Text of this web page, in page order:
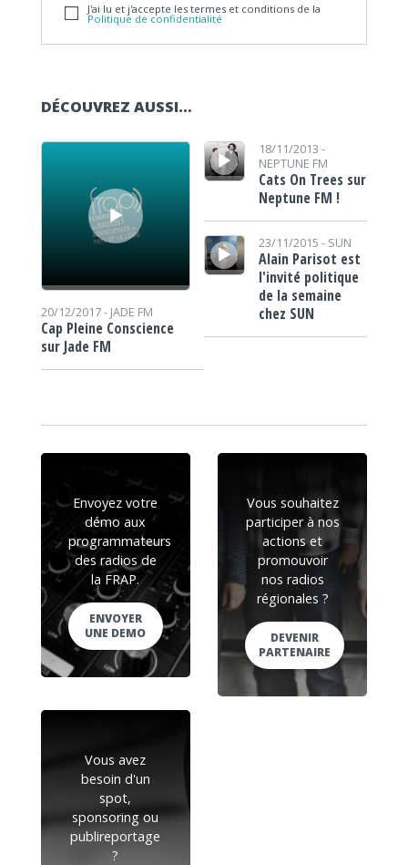
J'ai lu et j'accepte les termes et conditions de la
Politique de confidentialité
DÉCOUVREZ AUSSI…
Lecteur audio
20/12/2017 - JADE FM
Cap Pleine Conscience
sur Jade FM
Lecteur audio18/11/2013 -
NEPTUNE FM
Cats On Trees sur
Neptune FM !
Lecteur audio
23/11/2015 - SUN
Alain Parisot est
l'invité politique
de la semaine
chez SUN
Envoyez votre
démo aux
programmateurs
des radios de
la FRAP.
ENVOYER
UNE DEMO
Vous souhaitez
participer à nos
actions et
promouvoir
nos radios
régionales ?
DEVENIR
PARTENAIRE
Vous avez
besoin d'un
spot,
sponsoring ou
publireportage
?